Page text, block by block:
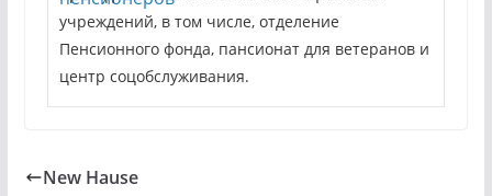
учреждений, в том числе, отделение
Пенсионного фонда, пансионат для ветеранов и
центр соцобслуживания.
New Hause